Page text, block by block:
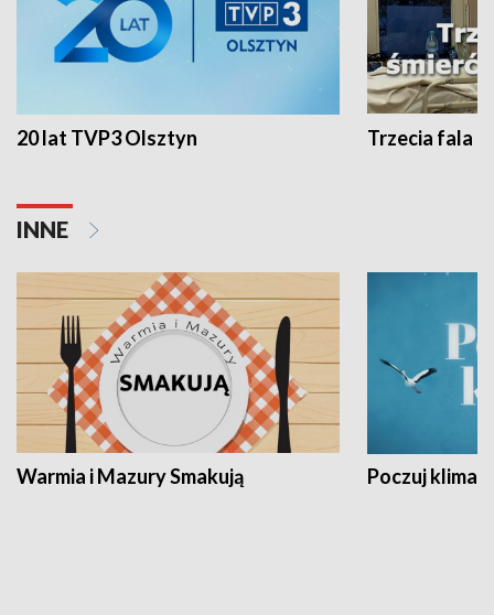
20 lat TVP3 Olsztyn Trzecia fala -
INNE
Warmia i Mazury Smakują Poczuj klimat